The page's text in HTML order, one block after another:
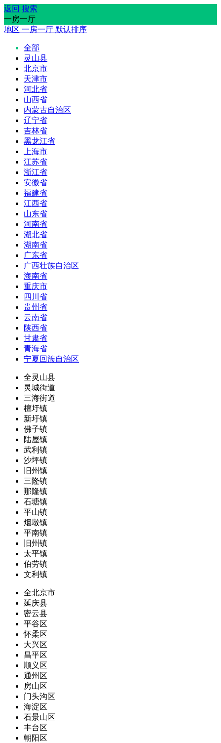
返回 搜索
一房一厅
地区 一房一厅 默认排序
全部
灵山县
北京市
天津市
河北省
山西省
内蒙古自治区
辽宁省
吉林省
黑龙江省
上海市
江苏省
浙江省
安徽省
福建省
江西省
山东省
河南省
湖北省
湖南省
广东省
广西壮族自治区
海南省
重庆市
四川省
贵州省
云南省
陕西省
甘肃省
青海省
宁夏回族自治区
全灵山县
灵城街道
三海街道
檀圩镇
新圩镇
佛子镇
陆屋镇
武利镇
沙坪镇
旧州镇
三隆镇
那隆镇
石塘镇
平山镇
烟墩镇
平南镇
旧州镇
太平镇
伯劳镇
文利镇
全北京市
延庆县
密云县
平谷区
怀柔区
大兴区
昌平区
顺义区
通州区
房山区
门头沟区
海淀区
石景山区
丰台区
朝阳区